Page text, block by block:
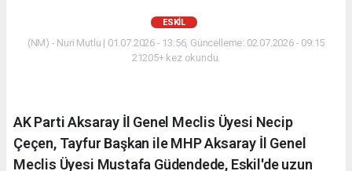
ESKİL
(NM) - Nuri Mutlu | 01.07.2026 - 13:56, Güncelleme: 02.07.2026 - 09:15
21205+ kez okundu.
AK Parti Aksaray İl Genel Meclis Üyesi Necip
Çeçen, Tayfur Başkan ile MHP Aksaray İl Genel
Meclis Üyesi Mustafa Güdendede, Eskil'de uzun